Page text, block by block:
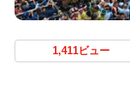
1,411ビュー